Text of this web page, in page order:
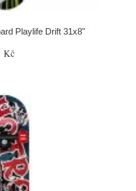
Playlife Drift 31x8"
Kč